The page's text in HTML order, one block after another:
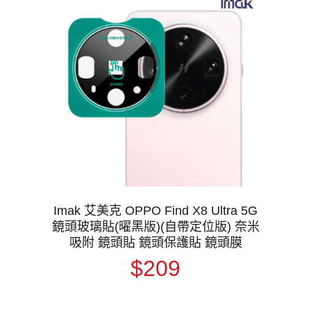
Imak 艾美克 OPPO Find X8 Ultra 5G
鏡頭玻璃貼(曜黑版)(自帶定位版) 奈米
吸附 鏡頭貼 鏡頭保護貼 鏡頭膜
$209